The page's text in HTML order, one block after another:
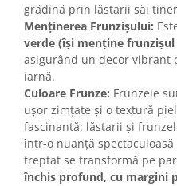
grădină prin lăstarii săi
Menținerea Frunzișului:
verde (își menține
asigurând un decor vibrant
iarnă.
Culoare Frunze: Frunzele
ușor zimțate și o textură
fascinantă: lăstarii și
într-o nuanță spectaculoasă
treptat se transformă pe
închis profund, cu margini